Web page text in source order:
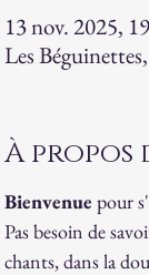
13 nov. 2025,
Les
À propos
Bienvenue pour
Pas besoin de
chants, dans la